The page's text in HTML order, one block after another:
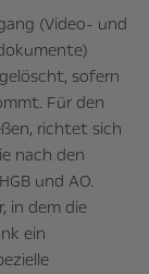
(Video- und
sofern
Für den
richtet sich
nach den
und AO.
in dem die
ein